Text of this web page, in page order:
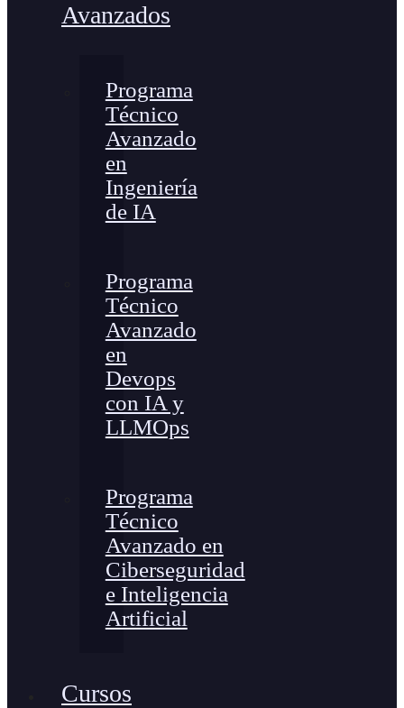
Avanzados
Programa
Técnico
Avanzado
en
Ingeniería
de IA
Programa
Técnico
Avanzado
en
Devops
con IA y
LLMOps
Programa
Técnico
Avanzado en
Ciberseguridad
e Inteligencia
Artificial
Cursos